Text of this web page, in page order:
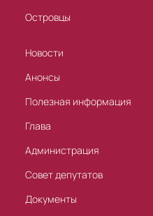
Островцы
Новости
Анонсы
Полезная информация
Глава
Администрация
Совет депутатов
Документы